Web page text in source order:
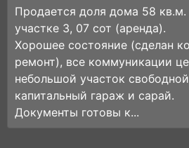
Продается доля дома 58
участке 3, 07 сот (аренда).
Хорошее состояние (сделан
ремонт), все коммуникации
небольшой участок
капитальный гараж и сарай.
Документы готовы к...